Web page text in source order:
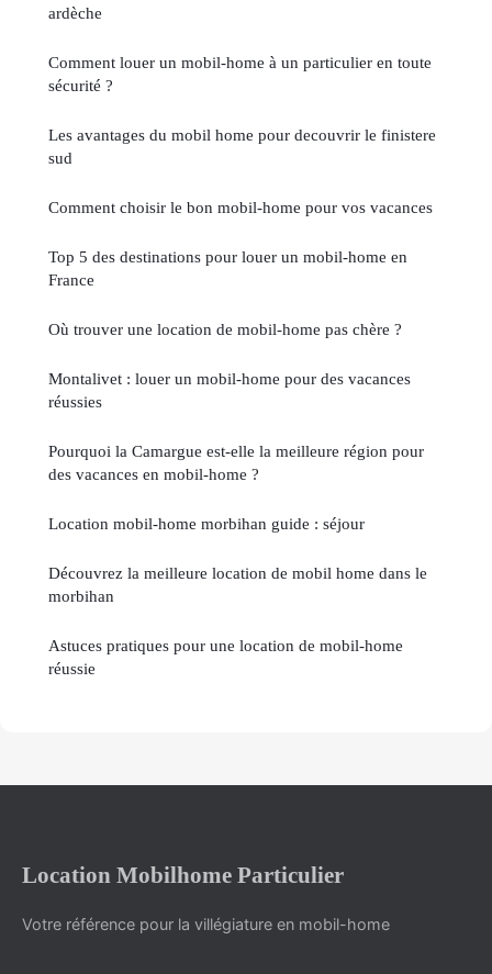
ardèche
Comment louer un mobil-home à un particulier en toute
sécurité ?
Les avantages du mobil home pour decouvrir le finistere
sud
Comment choisir le bon mobil-home pour vos vacances
Top 5 des destinations pour louer un mobil-home en
France
Où trouver une location de mobil-home pas chère ?
Montalivet : louer un mobil-home pour des vacances
réussies
Pourquoi la Camargue est-elle la meilleure région pour
des vacances en mobil-home ?
Location mobil-home morbihan guide : séjour
Découvrez la meilleure location de mobil home dans le
morbihan
Astuces pratiques pour une location de mobil-home
réussie
Location Mobilhome Particulier
Votre référence pour la villégiature en mobil-home